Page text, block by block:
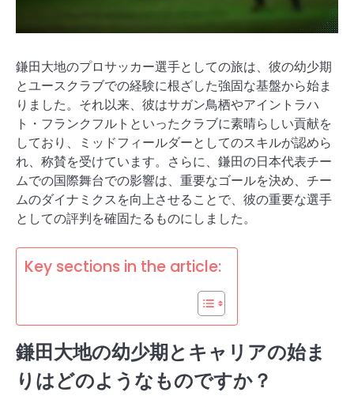
鎌田大地のプロサッカー選手としての旅は、彼の幼少期
とユースクラブでの経験に根ざした強固な基盤から始ま
りました。それ以来、彼はサガン鳥栖やアイントラハ
ト・フランクフルトといったクラブに素晴らしい貢献を
しており、ミッドフィールダーとしてのスキルが認めら
れ、称賛を受けています。さらに、鎌田の日本代表チー
ムでの国際舞台での影響は、重要なゴールを決め、チー
ムのダイナミクスを向上させることで、彼の重要な選手
としての評判を確固たるものにしました。
Key sections in the article:
鎌田大地の幼少期とキャリアの始ま
りはどのようなものですか？